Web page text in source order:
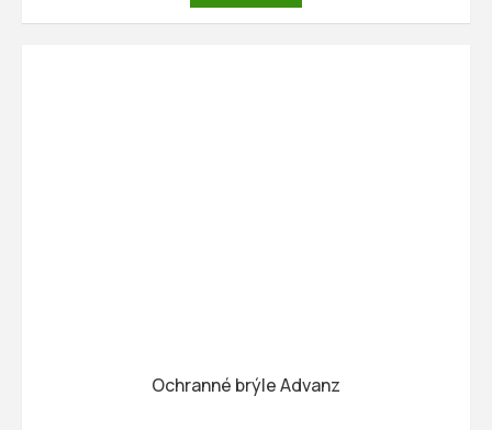
Ochranné brýle Advanz